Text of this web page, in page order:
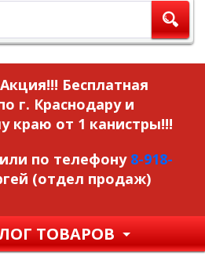
Бесплатная
г. Краснодару и
краю от 1 канистры!!!
по телефону 8-918-
(отдел продаж)
ТОВАРОВ